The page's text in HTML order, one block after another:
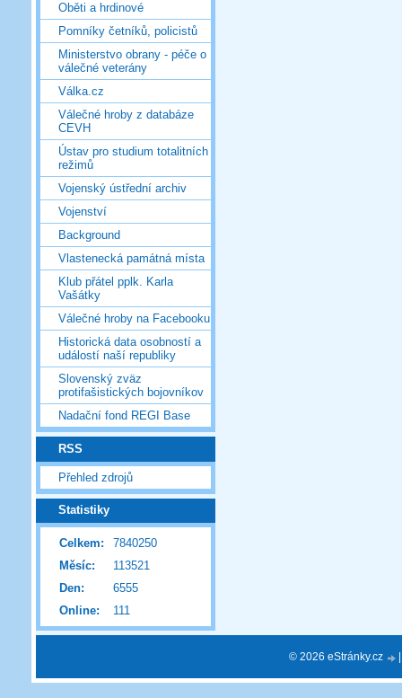
Oběti a hrdinové
Pomníky četníků, policistů
Ministerstvo obrany - péče o
válečné veterány
Válka.cz
Válečné hroby z databáze
CEVH
Ústav pro studium totalitních
režimů
Vojenský ústřední archiv
Vojenství
Background
Vlastenecká památná místa
Klub přátel pplk. Karla
Vašátky
Válečné hroby na Facebooku
Historická data osobností a
událostí naší republiky
Slovenský zväz
protifašistických bojovníkov
Nadační fond REGI Base
RSS
Přehled zdrojů
Statistiky
Online: 111
Celkem:
7840250
Měsíc:
113521
Den:
6555
© 2026 eStránky.cz